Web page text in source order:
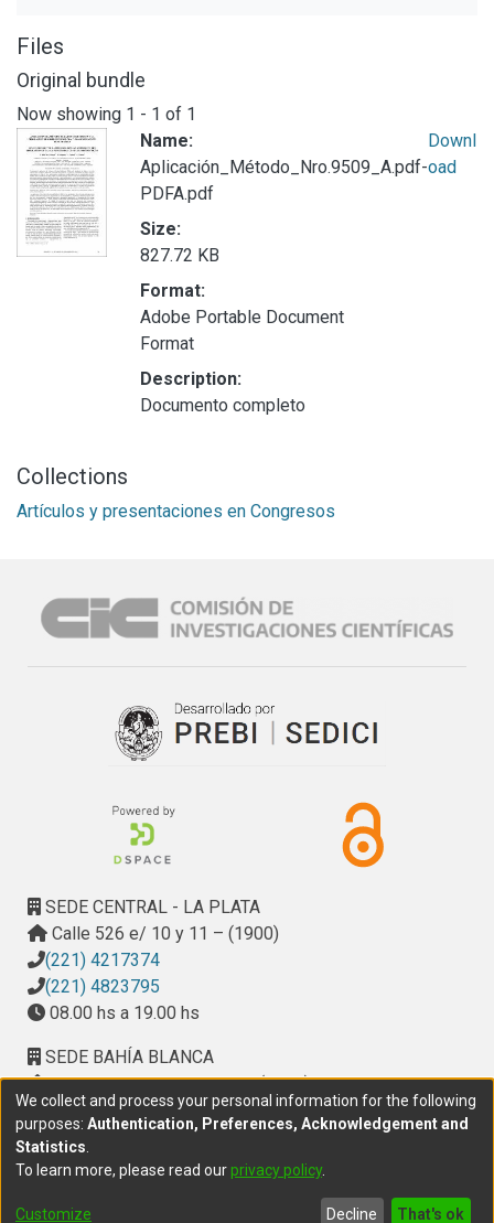
Files
Original bundle
Now showing 1 - 1 of 1
Name:
Aplicación_Método_Nro.9509_A.pdf-
PDFA.pdf
Size:
827.72 KB
Format:
Adobe Portable Document
Format
Description:
Documento completo
Downl
oad
Collections
Artículos y presentaciones en Congresos
SEDE CENTRAL - LA PLATA
Calle 526 e/ 10 y 11 – (1900)
(221) 4217374
(221) 4823795
08.00 hs a 19.00 hs
SEDE BAHÍA BLANCA
Calle Ciudad de Cali 320 – (8000). Universidad
Provincial del Sudoeste (UPSO)
(291) 459 2550
, interno 147
10.00 h a 14.00 h
We collect and process your personal information for the following
purposes: Authentication, Preferences, Acknowledgement and
Statistics
To learn more, please read ourprivacy policy.
Customize Decline That's ok